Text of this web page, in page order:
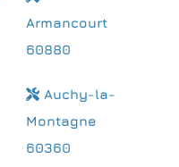
Armancourt
60880
Auchy-la-
Montagne
60360